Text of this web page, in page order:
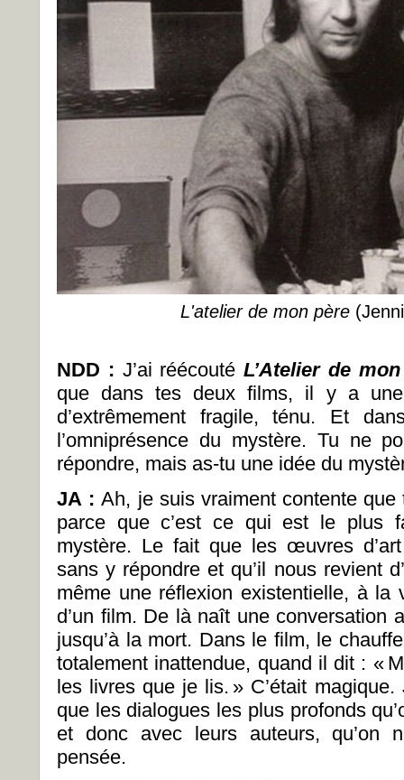
L'atelier de mon père
NDD : J’ai réécoutéL’Atelier de
que dans tes deux films, il y a
d’extrêmement fragile, ténu. Et
l’omniprésence du mystère. Tu ne
répondre, mais as-tu une idée du
JA : Ah, je suis vraiment contente que
parce que c’est ce qui est le plus
mystère. Le fait que les œuvres
sans y répondre et qu’il nous revient
même une réflexion existentielle, à la
d’un film. De là naît une conversation
jusqu’à la mort. Dans le film, le
totalement inattendue, quand il dit : «
les livres que je lis. » C’était
que les dialogues les plus profonds
et donc avec leurs auteurs, qu’on
pensée.